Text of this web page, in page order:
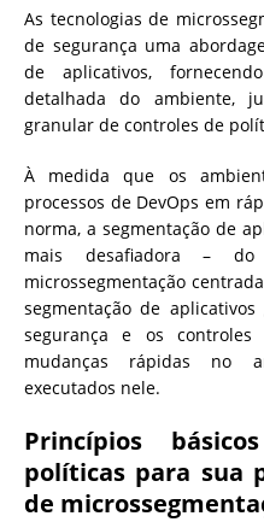
As tecnologias de
de segurança uma
de aplicativos,
detalhada do ambiente,
granular de controles de
À medida que os
processos de DevOps em
norma, a segmentação de
mais desafiadora –
microssegmentação
segmentação de
segurança e os
mudanças rápidas no
executados nele.
Princípios
políticas para sua
de